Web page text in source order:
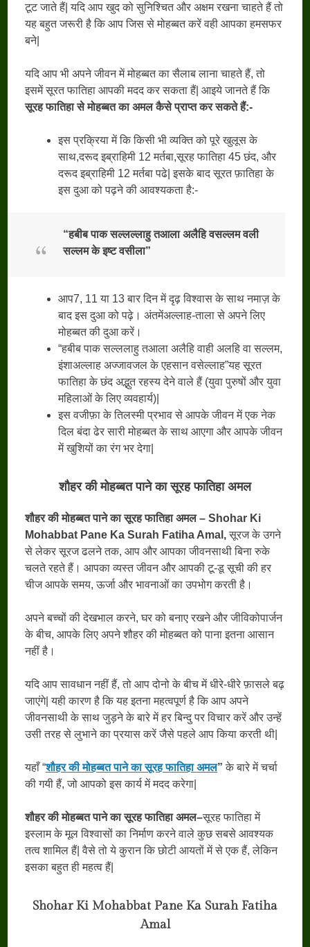
टूट जाते हैं| यदि आप खुद को सुनिश्चित और अक्षम रखना चाहते हैं तो
यह बहुत जरूरी है कि आप जिस से मोहब्बत करें वही आपका हमसफर
बने|
यदि आप भी अपने जीवन में मोहब्बत का सैलाब लाना चाहते हैं, तो
इसमें सूरत फातिहा आपकी मदद कर सकता हैं| आइये जानते हैं कि
सूरह फातिहा से मोहब्बत का अमल कैसे प्राप्त कर सकते हैं:-
इस प्रक्रिया में कि किसी भी व्यक्ति को पूरे खुलूस के
साथ,दरूद इब्राहिमी 12 मर्तबा,सूरह फातिहा 45 छंद, और
दरूद इब्राहिमी 12 मर्तबा पढे| इसके बाद सूरत फ़ातिहा के
इस दुआ को पढ़ने की आवश्यकता है:-
“हबीब पाक सल्लल्लाहु तआला अलैहि वसल्लम वली
सल्लम के इष्ट वसीला”
आप7, 11 या 13 बार दिन में दृढ़ विश्वास के साथ नमाज़ के
बाद इस दुआ को पढ़े। अंतमेंअल्लाह-ताला से अपने लिए
मोहब्बत की दुआ करें।
“हबीब पाक सल्ललाहु तआला अलैहि वाही अलहि वा सल्लम,
इंशाअल्लाह अज्जावजल के एहसान वसेल्लाह”यह सूरत
फातिहा के छंद अद्भुत रहस्य देने वाले हैं (युवा पुरुषों और युवा
महिलाओं के लिए व्यवहार्य)|
इस वजीफ़ा के तिलस्मी प्रभाव से आपके जीवन में एक नेक
दिल बंदा ढेर सारी मोहब्बत के साथ आएगा और आपके जीवन
में खुशियों का रंग भर देगा|
शौहर की मोहब्बत पाने का सूरह फातिहा अमल
शौहर की मोहब्बत पाने का सूरह फातिहा अमल – Shohar Ki
Mohabbat Pane Ka Surah Fatiha Amal,सूरज के उगने
से लेकर सूरज ढलने तक, आप और आपका जीवनसाथी बिना रुके
चलते रहते हैं। आपका व्यस्त जीवन और आपकी टू-डू सूची की हर
चीज आपके समय, ऊर्जा और भावनाओं का उपभोग करती है।
अपने बच्चों की देखभाल करने, घर को बनाए रखने और जीविकोपार्जन
के बीच, आपके लिए अपने शौहर की मोहब्बत को पाना इतना आसान
नहीं है।
यदि आप सावधान नहीं हैं, तो आप दोनो के बीच में धीरे-धीरे फ़ासले बढ़
जाएंगे| यही कारण है कि यह इतना महत्वपूर्ण है कि आप अपने
जीवनसाथी के साथ जुड़ने के बारे में हर बिन्दु पर विचार करें और उन्हें
उसी तरह से लुभाने का प्रयास करें जैसे पहले आप किया करती थी|
यहाँ “शौहर की मोहब्बत पाने का सूरह फातिहा अमल”के बारे में चर्चा
की गयी हैं, जो आपको इस कार्य में मदद करेगा|
शौहर की मोहब्बत पाने का सूरह फातिहा अमल–सूरह फातिहा में
इस्लाम के मूल विश्वासों का निर्माण करने वाले कुछ सबसे आवश्यक
तत्व शामिल हैं| वैसे तो ये कुरान कि छोटी आयतों में से एक हैं, लेकिन
इसका बहुत ही महत्व हैं|
Shohar Ki Mohabbat Pane Ka Surah Fatiha
Amal